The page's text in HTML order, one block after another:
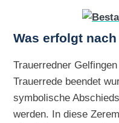
Was erfolgt
Trauerredner
Trauerrede beendet
symbolische
werden. In diese